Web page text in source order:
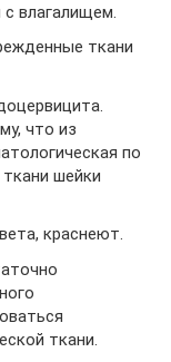
влагалищем.
ткани
что из
по
шейки
краснеют.
ткани.